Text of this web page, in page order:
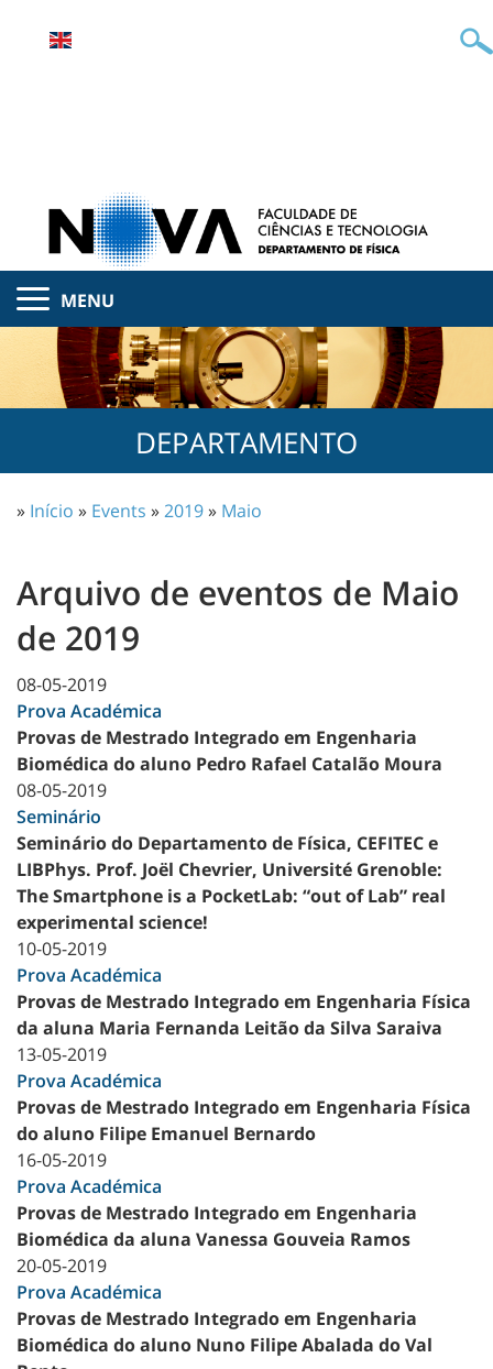
MENU
DEPARTAMENTO
» Início » Events »2019» Maio
Arquivo de eventos de Maio
de 2019
08-05-2019
Prova Académica
Provas de Mestrado Integrado em Engenharia
Biomédica do aluno Pedro Rafael Catalão Moura
08-05-2019
Seminário
Seminário do Departamento de Física, CEFITEC e
LIBPhys. Prof. Joël Chevrier, Université Grenoble:
The Smartphone is a PocketLab: “out of Lab” real
experimental science!
10-05-2019
Prova Académica
Provas de Mestrado Integrado em Engenharia Física
da aluna Maria Fernanda Leitão da Silva Saraiva
13-05-2019
Prova Académica
Provas de Mestrado Integrado em Engenharia Física
do aluno Filipe Emanuel Bernardo
16-05-2019
Prova Académica
Provas de Mestrado Integrado em Engenharia
Biomédica da aluna Vanessa Gouveia Ramos
20-05-2019
Prova Académica
Provas de Mestrado Integrado em Engenharia
Biomédica do aluno Nuno Filipe Abalada do Val